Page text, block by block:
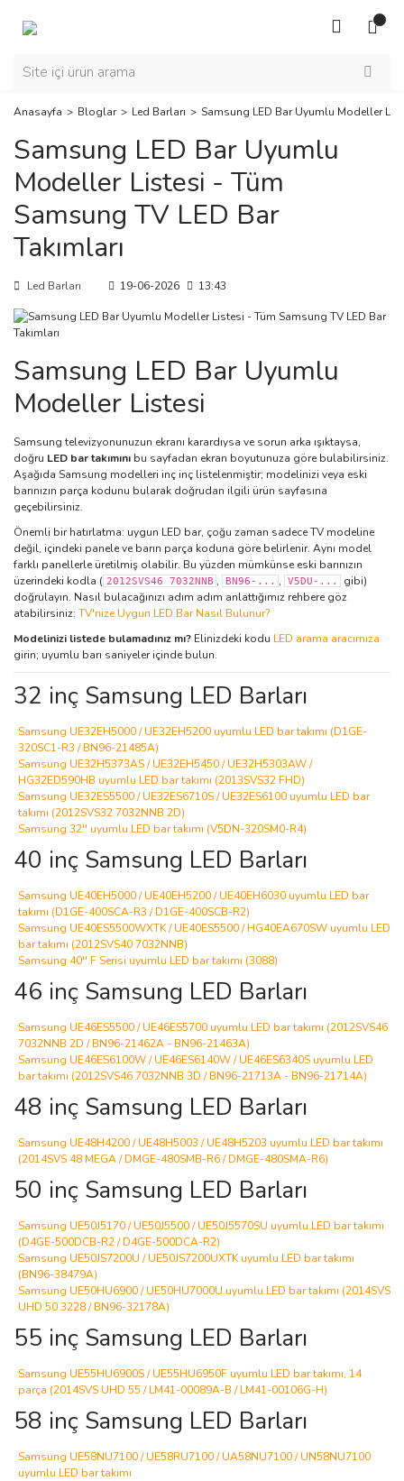
Anasayfa Bloglar Led Barları Samsung LED Bar Uyumlu Modeller
Samsung LED Bar Uyumlu
Modeller Listesi - Tüm
Samsung TV LED Bar
Takımları
Led Barları 19-06-2026 13:43
Samsung LED Bar Uyumlu
Modeller Listesi
Samsung televizyonunuzun ekranı karardıysa ve sorun arka ışıktaysa,
doğru LED bar takımını bu sayfadan ekran boyutunuza göre bulabilirsiniz.
Aşağıda Samsung modelleri inç inç listelenmiştir; modelinizi veya eski
barınızın parça kodunu bularak doğrudan ilgili ürün sayfasına
geçebilirsiniz.
Önemli bir hatırlatma: uygun LED bar, çoğu zaman sadece TV modeline
değil, içindeki panele ve barın parça koduna göre belirlenir. Aynı model
farklı panellerle üretilmiş olabilir. Bu yüzden mümkünse eski barınızın
üzerindeki kodla ( 2012SVS46 7032NNB , BN96-... , V5DU-...
gibi)
doğrulayın. Nasıl bulacağınızı adım adım anlattığımız rehbere göz
atabilirsiniz: TV'nize Uygun LED Bar Nasıl Bulunur?
Modelinizi listede bulamadınız mı? Elinizdeki kodu LED arama aracımıza
girin; uyumlu barı saniyeler içinde bulun.
32 inç Samsung LED Barları
Samsung UE32EH5000 / UE32EH5200 uyumlu LED bar takımı (D1GE-
320SC1-R3 / BN96-21485A)
Samsung UE32H5373AS / UE32EH5450 / UE32H5303AW /
HG32ED590HB uyumlu LED bar takımı (2013SVS32 FHD)
Samsung UE32ES5500 / UE32ES6710S / UE32ES6100 uyumlu LED bar
takımı (2012SVS32 7032NNB 2D)
Samsung 32'' uyumlu LED bar takımı (V5DN-320SM0-R4)
40 inç Samsung LED Barları
Samsung UE40EH5000 / UE40EH5200 / UE40EH6030 uyumlu LED bar
takımı (D1GE-400SCA-R3 / D1GE-400SCB-R2)
Samsung UE40ES5500WXTK / UE40ES5500 / HG40EA670SW uyumlu LED
bar takımı (2012SVS40 7032NNB)
Samsung 40'' F Serisi uyumlu LED bar takımı (3088)
46 inç Samsung LED Barları
Samsung UE46ES5500 / UE46ES5700 uyumlu LED bar takımı (2012SVS46
7032NNB 2D / BN96-21462A - BN96-21463A)
Samsung UE46ES6100W / UE46ES6140W / UE46ES6340S uyumlu LED
bar takımı (2012SVS46 7032NNB 3D / BN96-21713A - BN96-21714A)
48 inç Samsung LED Barları
Samsung UE48H4200 / UE48H5003 / UE48H5203 uyumlu LED bar takımı
(2014SVS 48 MEGA / DMGE-480SMB-R6 / DMGE-480SMA-R6)
50 inç Samsung LED Barları
Samsung UE50J5170 / UE50J5500 / UE50J5570SU uyumlu LED bar takımı
(D4GE-500DCB-R2 / D4GE-500DCA-R2)
Samsung UE50JS7200U / UE50JS7200UXTK uyumlu LED bar takımı
(BN96-38479A)
Samsung UE50HU6900 / UE50HU7000U uyumlu LED bar takımı (2014SVS
UHD 50 3228 / BN96-32178A)
55 inç Samsung LED Barları
Samsung UE55HU6900S / UE55HU6950F uyumlu LED bar takımı, 14
parça (2014SVS UHD 55 / LM41-00089A-B / LM41-00106G-H)
58 inç Samsung LED Barları
Samsung UE58NU7100 / UE58RU7100 / UA58NU7100 / UN58NU7100
uyumlu LED bar takımı